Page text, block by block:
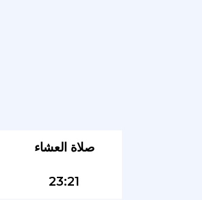
صلاة العشاء
23:21